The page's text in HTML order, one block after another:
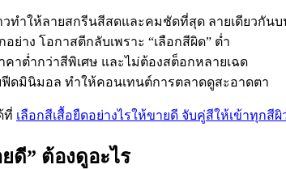
ำให้ลายสกรีนสีสดและคมชัดที่สุด ลายเดียวกันบน
ย่าง โอกาสตีกลับเพราะ “เลือกสีผิด” ต่ำ
าต่ำกว่าสีพิเศษ และไม่ต้องสต็อกหลายเฉด
ดมินิมอล ทำให้คอนเทนต์การตลาดดูสะอาดตา
ที่ เลือกสีเสื้อยืดอย่างไรให้ขายดี จับคู่สีให้เข้าทุกสีผิ
ดี” ต้องดูอะไร